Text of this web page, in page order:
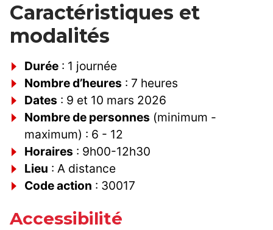
Caractéristiques et
modalités
Durée : 1 journée
Nombre d’heures : 7 heures
Dates : 9 et 10 mars 2026
Nombre de personnes (minimum -
maximum) : 6 - 12
Horaires : 9h00-12h30
Lieu : A distance
Code action : 30017
Accessibilité